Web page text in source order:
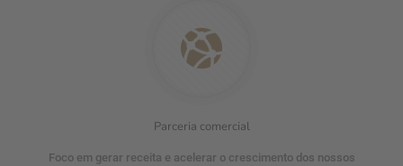
Parceria comercial
Foco em gerar receita e acelerar o crescimento dos nossos